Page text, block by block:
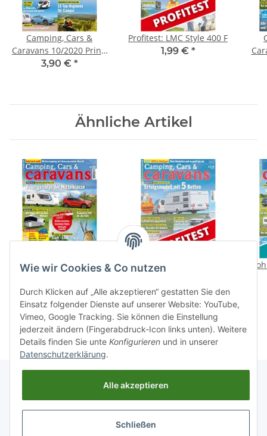
Camping, Cars &
Caravans 10/2020 Print-
Ausgabe
3,90 € *
Profitest: LMC Style 400 F
1,99 € *
Ähnliche Artikel
Camping, Cars &
Paper oder Print-
Ausgabe
3,90 € *
Profitest: Adria Altea 552
1,99 €*
Informationen
Wie wir Cookies & Co nutzen
Durch Klicken auf „Alle akzeptieren“ gestatten Sie den
Einsatz folgender Dienste auf unserer Website: YouTube,
Vimeo, Google Tracking. Sie können die Einstellung
jederzeit ändern (Fingerabdruck-Icon links unten). Weitere
Details finden Sie unte Konfigurieren und in unserer
Datenschutzerklärung.
Alle akzeptieren
Schließen